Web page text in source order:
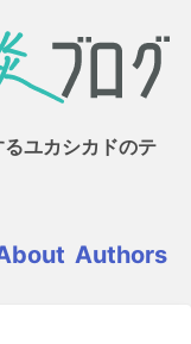
ユカシカドのテ
Authors